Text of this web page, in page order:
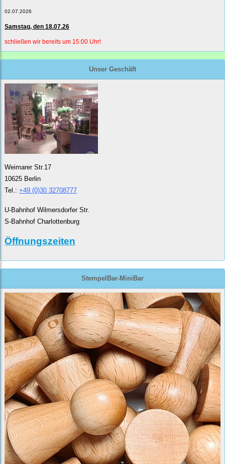
02.07.2026
Samstag, den 18.07.26
schließen wir bereits um 15:00 Uhr!
Unser Geschäft
Weimarer Str.17
10625 Berlin
Tel.: +49 (0)30 32708777
U-Bahnhof Wilmersdorfer Str.
S-Bahnhof Charlottenburg
Öffnungszeiten
StempelBar-MiniBar